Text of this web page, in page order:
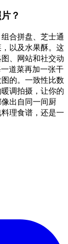
？
合拼盘、芝士通
以及水果酥。这
、网站和社交动
道菜再加一张干
的。一致性比数
调拍摄，让你的
出自同一间厨
理食谱，还是一